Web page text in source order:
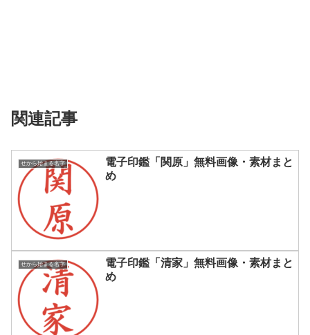
関連記事
せから始まる名字
電子印鑑「関原」無料画像・素材まと
め
せから始まる名字
電子印鑑「清家」無料画像・素材まと
め